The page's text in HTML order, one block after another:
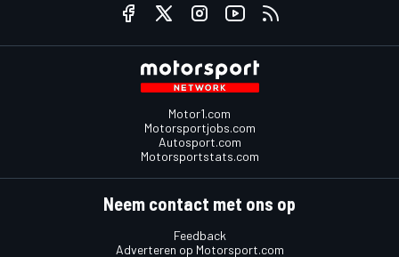
Motor1.com
Motorsportjobs.com
Autosport.com
Motorsportstats.com
Neem contact met ons op
Feedback
Adverteren op Motorsport.com